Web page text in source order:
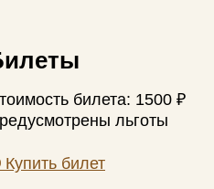
билета: 1500 ₽
льготы
Купить билет